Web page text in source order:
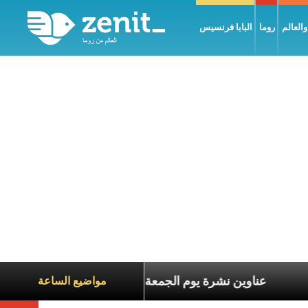
البابا فرنسيس روما
مواضيع الساعة
عناوين نشرة يوم الجمعة 7 آب 2026: السلام يُبنى بصبر يومًا بعد يوم الآخرين